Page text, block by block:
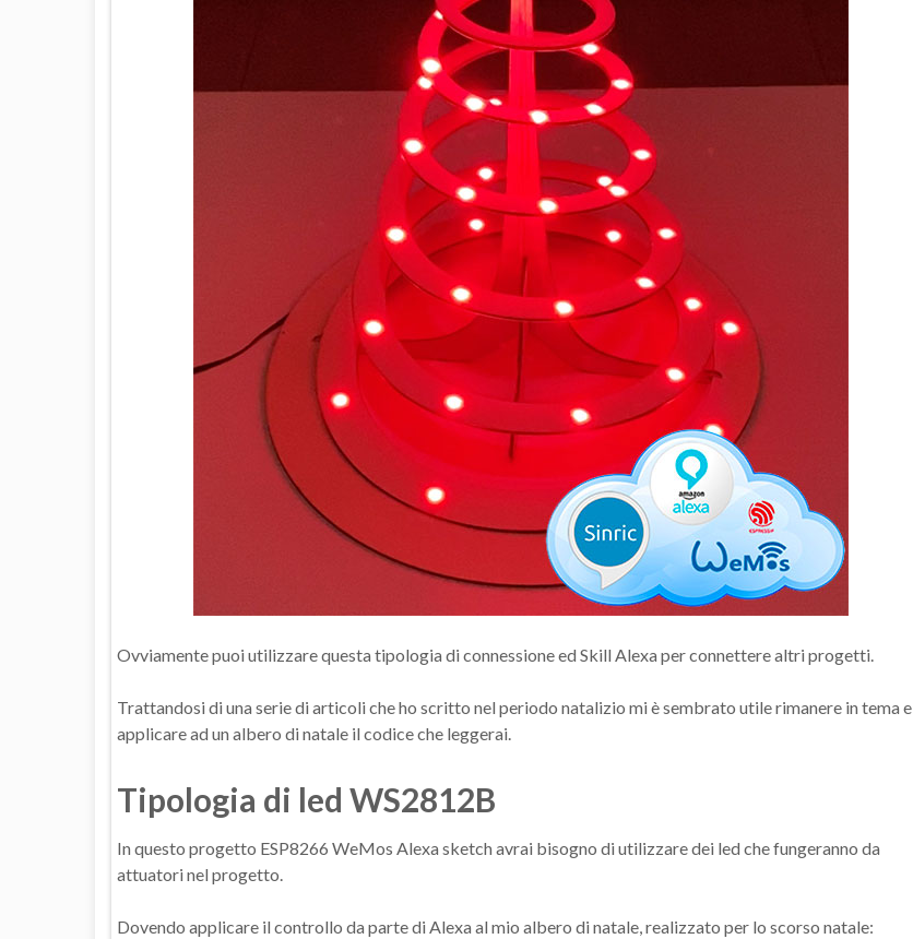
Ovviamente puoi utilizzare questa tipologia di connessione ed Skill Alexa per connettere altri progetti.
Trattandosi di una serie di articoli che ho scritto nel periodo natalizio mi è sembrato utile rimanere in tema e
applicare ad un albero di natale il codice che leggerai.
Tipologia di led WS2812B
In questo progetto ESP8266 WeMos Alexa sketch avrai bisogno di utilizzare dei led che fungeranno da
attuatori nel progetto.
Dovendo applicare il controllo da parte di Alexa al mio albero di natale, realizzato per lo scorso natale: